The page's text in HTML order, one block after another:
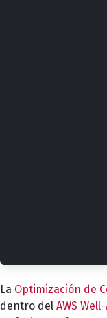
La Optimización de
dentro del AWS